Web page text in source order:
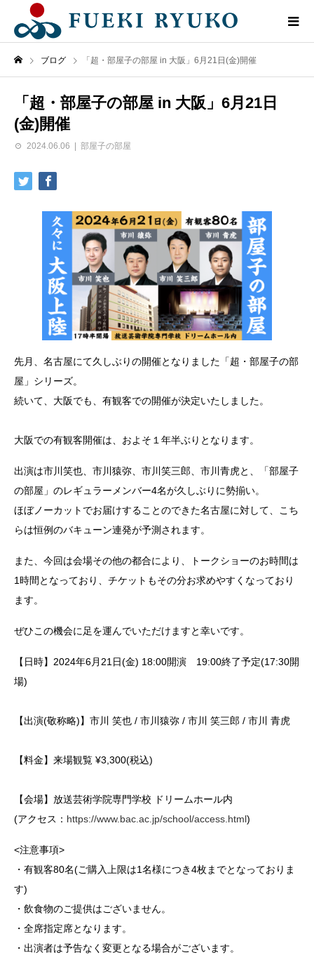
ブログ 「超・部屋子の部屋 in 大阪」6月21日(金)開催
「超・部屋子の部屋 in 大阪」6月21日
(金)開催
2024.06.06 部屋子の部屋
先月、名古屋にて久しぶりの開催となりました「超・部屋子の部
屋」シリーズ。
続いて、大阪でも、有観客での開催が決定いたしました。
大阪での有観客開催は、およそ１年半ぶりとなります。
出演は市川笑也、市川猿弥、市川笑三郎、市川青虎と、「部屋子
の部屋」のレギュラーメンバー4名が久しぶりに勢揃い。
ほぼノーカットでお届けすることのできた名古屋に対して、こち
らは恒例のバキューン連発が予測されます。
また、今回は会場その他の都合により、トークショーのお時間は
1時間となっており、チケットもその分お求めやすくなっており
ます。
ぜひこの機会に足を運んでいただけますと幸いです。
【日時】2024年6月21日(金) 18:00開演 19:00終了予定(17:30開
場)
【出演(敬称略)】市川 笑也 / 市川猿弥 / 市川 笑三郎 / 市川 青虎
【料金】来場観覧 ¥3,300(税込)
【会場】放送芸術学院専門学校 ドリームホール内
(アクセス： https://www.bac.ac.jp/school/access.html)
<注意事項>
・有観客80名(ご購入上限は1名様につき4枚までとなっておりま
す)
・飲食物のご提供はございません。
・全席指定席となります。
・出演者は予告なく変更となる場合がございます。